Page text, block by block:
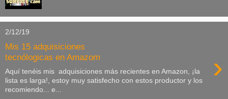
2/12/19
Mis 15 adquisiciones
tecnólogicas en Amazom
›
Aquí tenéis mis adquisiciones más recientes en Amazon, ¡la
lista es larga!, estoy muy satisfecho con estos productor y los
recomiendo... e...